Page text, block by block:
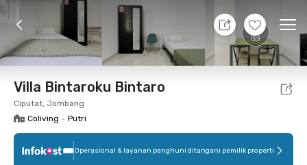
+12
7 Agt 26 - Belum tahu
Foto Fasilitas bersama Lokasi Kamar
Villa Bintaroku Bintaro
Ciputat, Jombang
Coliving • Putri
Operasional & layanan penghuni ditangani pemilik properti